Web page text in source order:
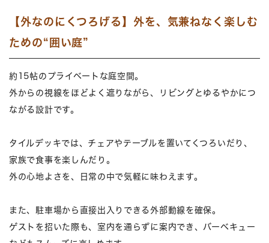
【外なのにくつろげる】外を、気兼ねなく楽しむ
ための“囲い庭”
約15帖のプライベートな庭空間。
外からの視線をほどよく遮りながら、リビングとゆるやかにつ
ながる設計です。
タイルデッキでは、チェアやテーブルを置いてくつろいだり、
家族で食事を楽しんだり。
外の心地よさを、日常の中で気軽に味わえます。
また、駐車場から直接出入りできる外部動線を確保。
ゲストを招いた際も、室内を通らずに案内でき、バーベキュー